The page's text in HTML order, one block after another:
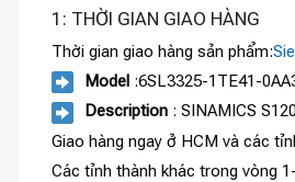
1: THỜI GIAN GIAO HÀNG
Thời gian giao hàng sản phẩm:
Model :6SL3325-1TE41-
Description : SINAMICS
Giao hàng ngay ở HCM và các
Các tỉnh thành khác trong vòng